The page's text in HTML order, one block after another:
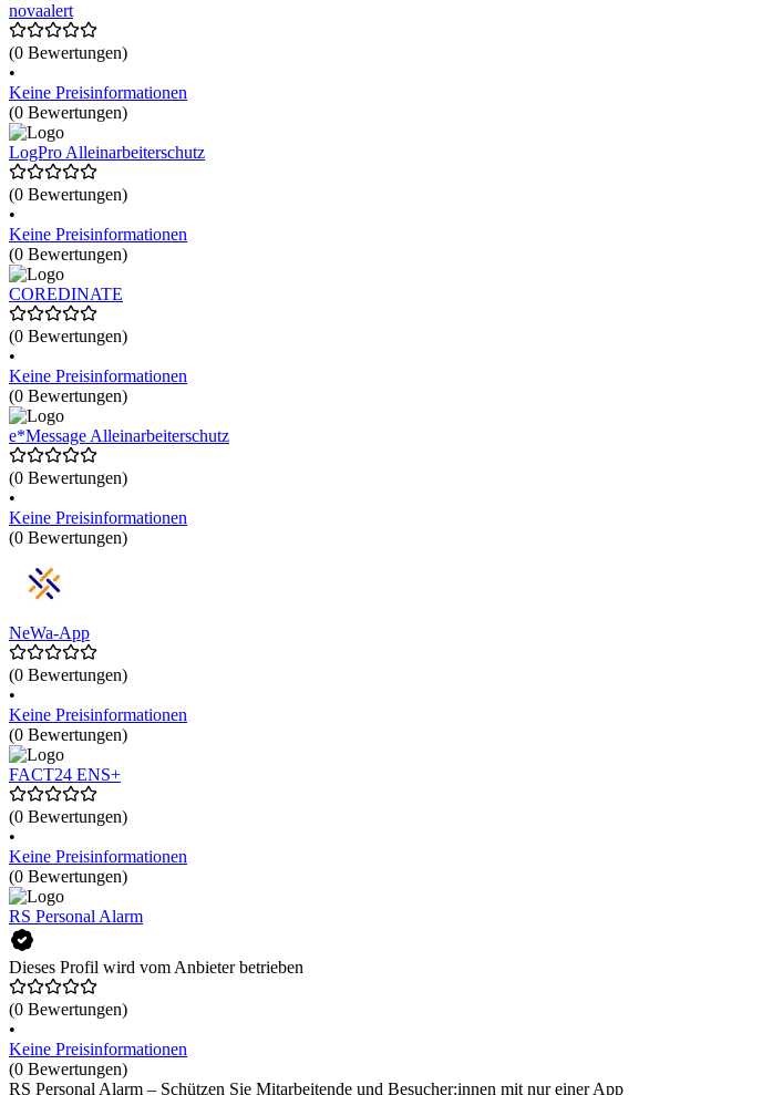
novaalert
(0 Bewertungen)
•
Keine Preisinformationen
(0 Bewertungen)
LogPro Alleinarbeiterschutz
(0 Bewertungen)
•
Keine Preisinformationen
(0 Bewertungen)
COREDINATE
(0 Bewertungen)
•
Keine Preisinformationen
(0 Bewertungen)
e*Message Alleinarbeiterschutz
(0 Bewertungen)
•
Keine Preisinformationen
(0 Bewertungen)
NeWa-App
(0 Bewertungen)
•
Keine Preisinformationen
(0 Bewertungen)
FACT24 ENS+
(0 Bewertungen)
•
Keine Preisinformationen
(0 Bewertungen)
RS Personal Alarm
Dieses Profil wird vom Anbieter betrieben
(0 Bewertungen)
•
Keine Preisinformationen
(0 Bewertungen)
RS Personal Alarm – Schützen Sie Mitarbeitende und Besucher:innen mit nur einer App